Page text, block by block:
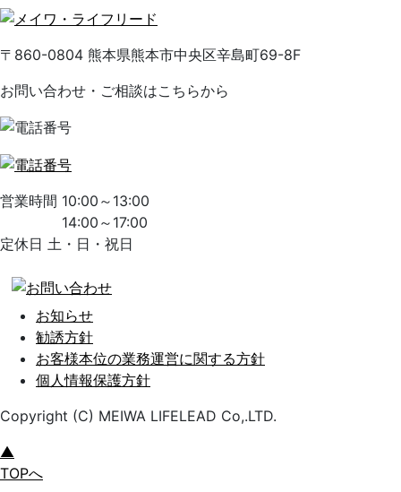
〒860-0804 熊本県熊本市中央区辛島町69-8F
お問い合わせ・ご相談はこちらから
営業時間 10:00～13:00
14:00～17:00
定休日 土・日・祝日
お知らせ
勧誘方針
お客様本位の業務運営に関する方針
個人情報保護方針
Copyright (C) MEIWA LIFELEAD Co,.LTD.
▲
TOPへ